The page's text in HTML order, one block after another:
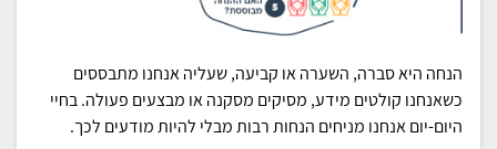
הנחה היא סברה, השערה או קביעה, שעליה אנחנו מתבססים
כשאנחנו קולטים מידע, מסיקים מסקנה או מבצעים פעולה. בחיי
היום-יום אנחנו מניחים הנחות רבות מבלי להיות מודעים לכך.